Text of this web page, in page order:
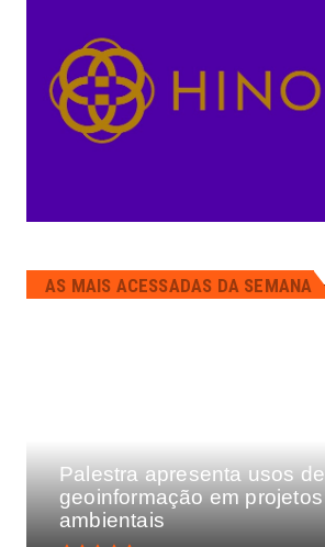
AS MAIS ACESSADAS DA SEMANA
Palestra apresenta usos de
geoinformação em projetos
ambientais